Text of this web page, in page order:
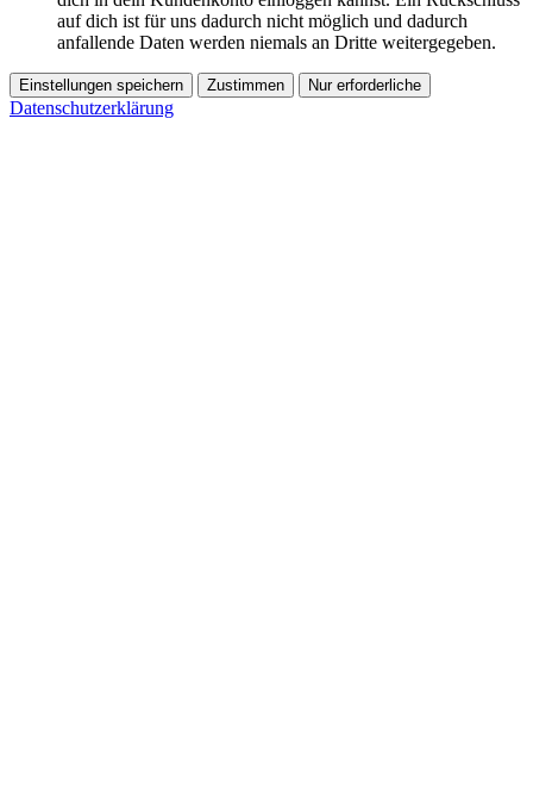
auf dich ist für uns dadurch nicht möglich und dadurch
anfallende Daten werden niemals an Dritte weitergegeben.
Einstellungen speichern Zustimmen Nur erforderliche
Datenschutzerklärung